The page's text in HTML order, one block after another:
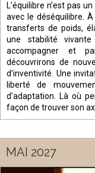
L'équilibre n'est pas
avec le déséquilibre.
transferts de poids,
une stabilité
accompagner et
découvrirons de
d'inventivité. Une
liberté de
d'adaptation. Là où
façon de trouver son
MAI 2027